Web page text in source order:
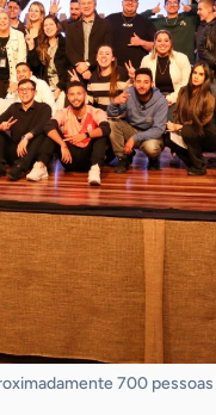
700